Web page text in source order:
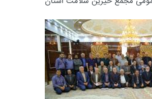
دکتر کمال حیدری به عنوان
دانشگاه علوم پزشکی اصفهان،
سلامت استان انتصاب ایشان را